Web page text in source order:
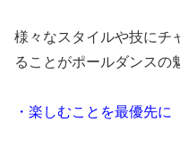
様々なスタイルや技にチ
ることがポールダンスの
・楽しむことを最優先に